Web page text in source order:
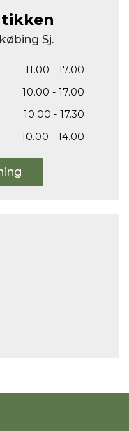
Sj.
11.00 - 17.00
10.00 - 17.00
10.00 - 17.30
10.00 - 14.00